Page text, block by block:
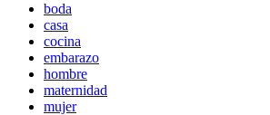
boda
casa
cocina
embarazo
hombre
maternidad
mujer